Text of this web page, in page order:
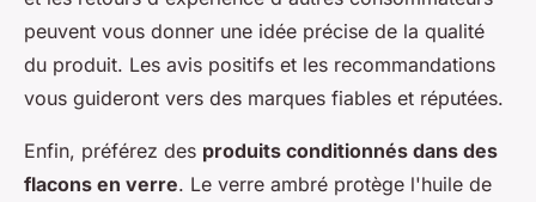
peuvent vous donner une idée précise de la qualité
du produit. Les avis positifs et les recommandations
vous guideront vers des marques fiables et réputées.
Enfin, préférez des produits conditionnés dans des
flacons en verre. Le verre ambré protège l'huile de